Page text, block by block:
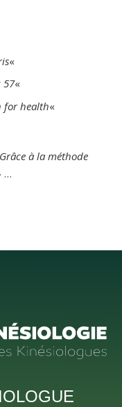
«
57«
for health«
à la méthode
…